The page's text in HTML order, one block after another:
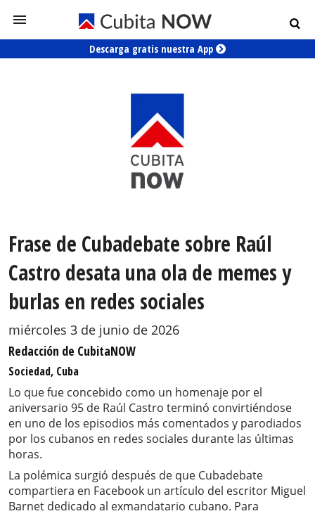
Descarga gratis nuestra App
Frase de Cubadebate sobre Raúl
Castro desata una ola de memes y
burlas en redes sociales
miércoles 3 de junio de 2026
Redacción de CubitaNOW
Sociedad, Cuba
Lo que fue concebido como un homenaje por el
aniversario 95 de Raúl Castro terminó convirtiéndose
en uno de los episodios más comentados y parodiados
por los cubanos en redes sociales durante las últimas
horas.
La polémica surgió después de que Cubadebate
compartiera en Facebook un artículo del escritor Miguel
Barnet dedicado al exmandatario cubano. Para